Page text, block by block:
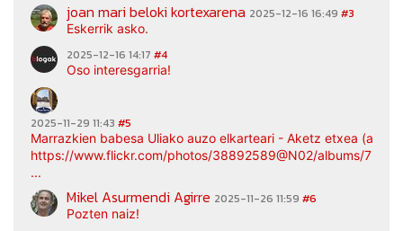
joan mari beloki kortexarena 2025-12-16 16:49 #3
Eskerrik asko.
2025-12-16 14:17 #4
Oso interesgarria!
2025-11-29 11:43 #5
Marrazkien babesa Uliako auzo elkarteari - Aketz etxea
https://www.flickr.com/photos/38892589@N02/albums/
...
Mikel Asurmendi Agirre 2025-11-26 11:59 #6
Pozten naiz!